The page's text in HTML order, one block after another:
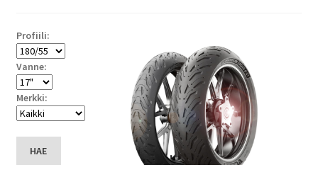
Profiili:
Vanne:
Merkki:
HAE